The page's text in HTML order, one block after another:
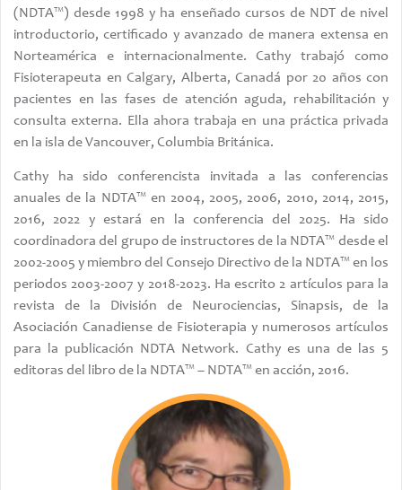
(NDTA™) desde 1998 y ha enseñado cursos de NDT de nivel
introductorio, certificado y avanzado de manera extensa en
Norteamérica e internacionalmente. Cathy trabajó como
Fisioterapeuta en Calgary, Alberta, Canadá por 20 años con
pacientes en las fases de atención aguda, rehabilitación y
consulta externa. Ella ahora trabaja en una práctica privada
en la isla de Vancouver, Columbia Británica.
Cathy ha sido conferencista invitada a las conferencias
anuales de la NDTA™ en 2004, 2005, 2006, 2010, 2014, 2015,
2016, 2022 y estará en la conferencia del 2025. Ha sido
coordinadora del grupo de instructores de la NDTA™ desde el
2002-2005 y miembro del Consejo Directivo de la NDTA™ en los
periodos 2003-2007 y 2018-2023. Ha escrito 2 artículos para la
revista de la División de Neurociencias, Sinapsis, de la
Asociación Canadiense de Fisioterapia y numerosos artículos
para la publicación NDTA Network. Cathy es una de las 5
editoras del libro de la NDTA™ – NDTA™ en acción, 2016.